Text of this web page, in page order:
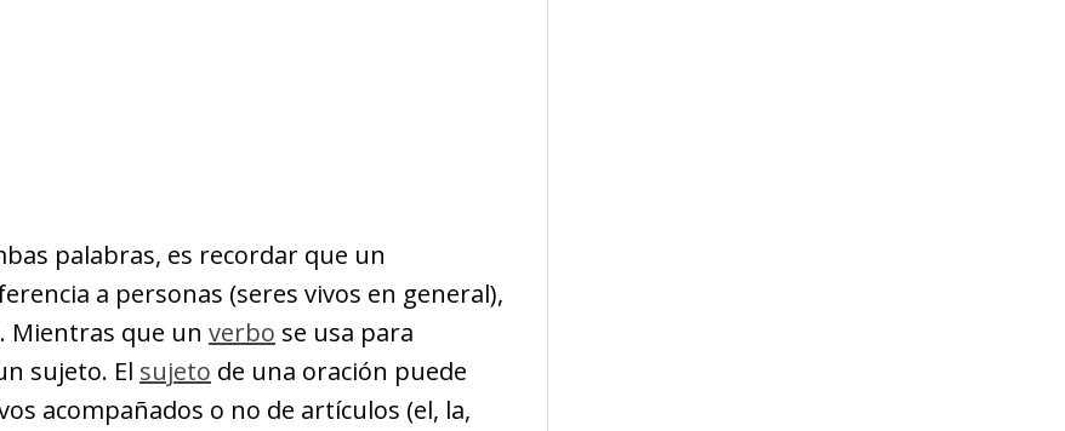
palabras, es recordar que un
a personas (seres vivos en general),
Mientras que un verbo se usa para
sujeto. El sujeto de una oración puede
acompañados o no de artículos (el, la,